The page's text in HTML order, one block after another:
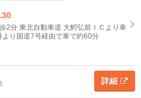
2分 東北自動車道 大鰐弘前ＩＣより車
り国道7号経由で車で約60分
詳細